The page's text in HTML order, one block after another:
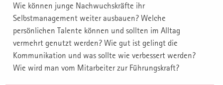
Wie können junge Nachwuchskräfte ihr
Selbstmanagement weiter ausbauen? Welche
persönlichen Talente können und sollten im Alltag
vermehrt genutzt werden? Wie gut ist gelingt die
Kommunikation und was sollte wie verbessert werden?
Wie wird man vom Mitarbeiter zur Führungskraft?